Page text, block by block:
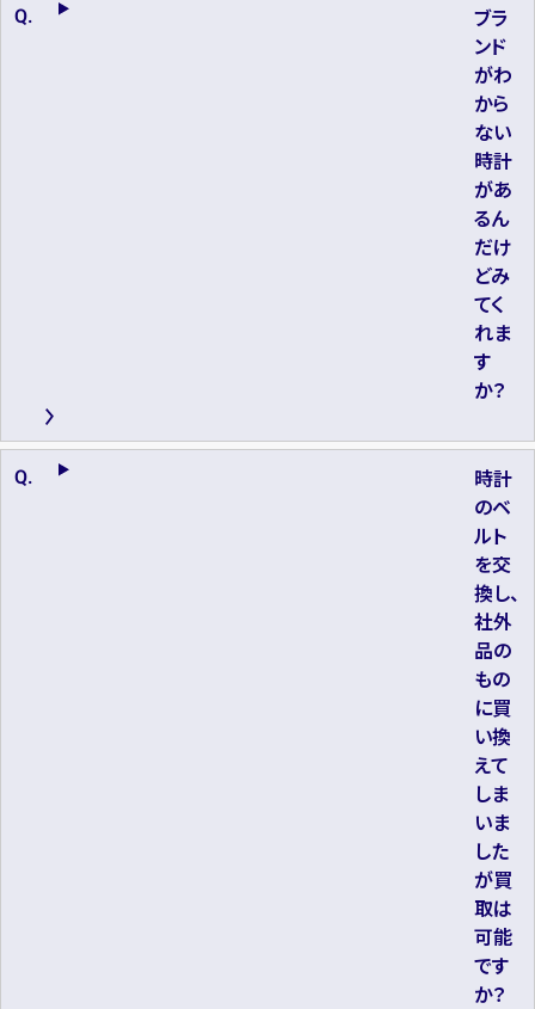
ブラ
ンド
がわ
から
ない
時計
があ
るん
だけ
どみ
てく
れま
す
か？
時計
のベ
ルト
を交
換し、
社外
品の
もの
に買
い換
えて
しま
いま
した
が買
取は
可能
です
か？